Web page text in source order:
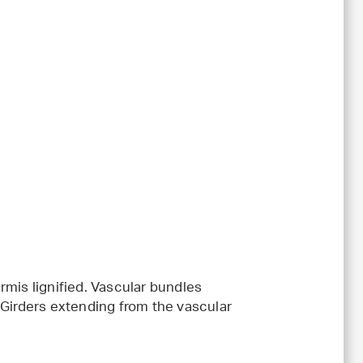
lignified. Vascular bundles
extending from the vascular